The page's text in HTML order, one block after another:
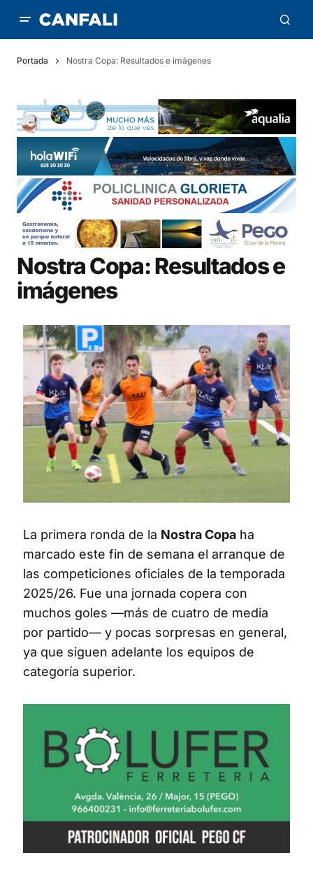
Portada Nostra Copa: Resultados e imágenes
Nostra Copa: Resultados e
imágenes
La primera ronda de la Nostra Copa ha
marcado este fin de semana el arranque de
las competiciones oficiales de la temporada
2025/26. Fue una jornada copera con
muchos goles —más de cuatro de media
por partido— y pocas sorpresas en general,
ya que siguen adelante los equipos de
categoría superior.